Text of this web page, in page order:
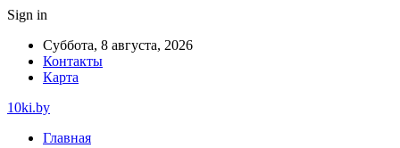
Sign in
Суббота, 8 августа, 2026
Контакты
Карта
10ki.by
Главная